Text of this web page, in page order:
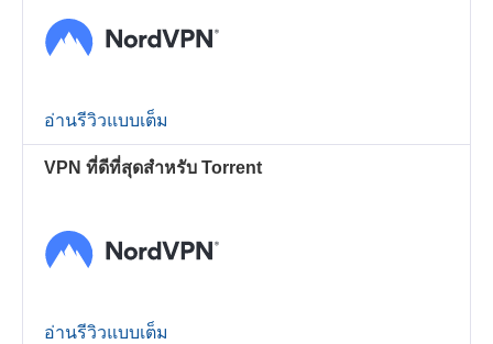
อ่านรีวิวแบบเต็ม
VPN ที่ดีที่สุดสำหรับ Torrent
อ่านรีวิวแบบเต็ม